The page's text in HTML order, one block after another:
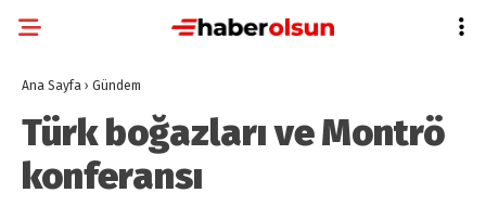
Ana Sayfa › Gündem
Türk boğazları ve Montrö
konferansı